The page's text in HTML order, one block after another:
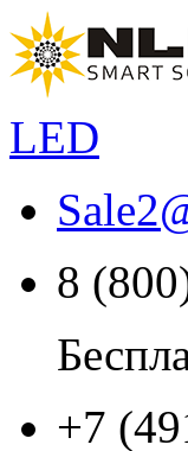
LED
Sale2
8
+7